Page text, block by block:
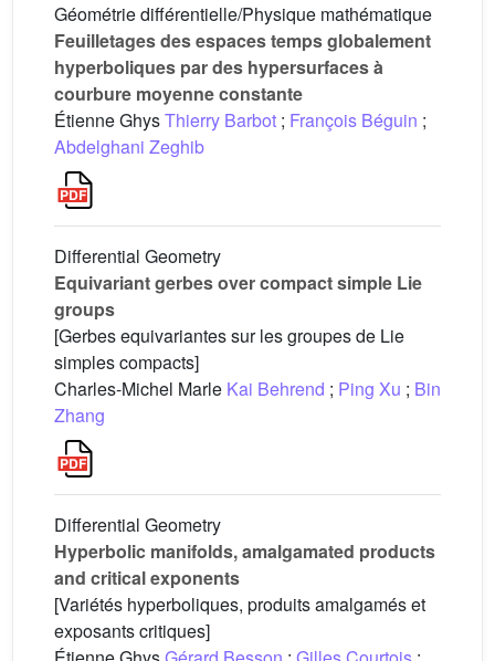
Géométrie différentielle/Physique mathématique
Feuilletages des espaces temps globalement
hyperboliques par des hypersurfaces à
courbure moyenne constante
Étienne GhysThierry Barbot ; François Béguin ;
Abdelghani Zeghib
Differential Geometry
Equivariant gerbes over compact simple Lie
groups
[Gerbes equivariantes sur les groupes de Lie
simples compacts]
Charles-Michel Marle Kai Behrend ; Ping Xu ; Bin
Zhang
Differential Geometry
Hyperbolic manifolds, amalgamated products
and critical exponents
[Variétés hyperboliques, produits amalgamés et
exposants critiques]